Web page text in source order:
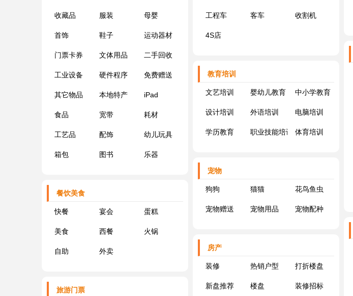
收藏品 服装 母婴
首饰 鞋子 运动器材
门票卡券 文体用品 二手回收
工业设备 硬件程序 免费赠送
其它物品 本地特产 iPad
食品 宽带 耗材
工艺品 配饰 幼儿玩具
箱包 图书 乐器
工程车 客车 收割机
4S店
教育培训
文艺培训 婴幼儿教育 中小学教育
设计培训 外语培训 电脑培训
学历教育 职业技能培训 体育培训
宠物
狗狗 猫猫 花鸟鱼虫
宠物赠送 宠物用品 宠物配种
餐饮美食
快餐 宴会 蛋糕
美食 西餐 火锅
自助 外卖 房产
装修 热销户型 打折楼盘
新盘推荐 楼盘 装修招标
旅游门票